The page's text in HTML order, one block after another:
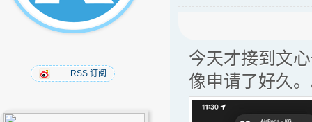
RSS 订阅
今天才接到文
像申请了好久